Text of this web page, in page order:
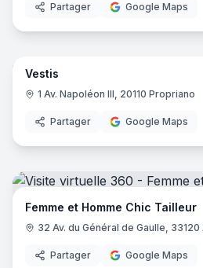
Partager Google Maps
Vestis
1 Av. Napoléon III, 20110 Propriano
Partager Google Maps
Femme et Homme Chic Tailleur
32 Av. du Général de Gaulle,
Partager Google Maps